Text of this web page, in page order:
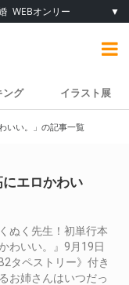
WEBオンリー ▼
ング イラスト展
いい。」の記事一覧
にエロかわい
ぬく先生！初単行本
わいい。』9月19日
タペストリー》付き
お姉さんはいつだっ